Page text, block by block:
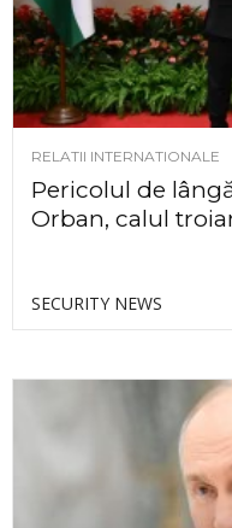
RELATII INTERNATIONALE
Pericolul de
Orban, calul
SECURITY NEWS